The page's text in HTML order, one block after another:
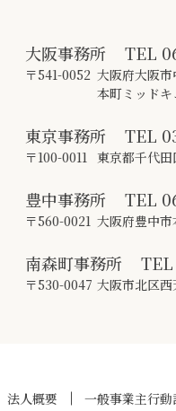
大阪事務所 TEL
〒541-0052 大阪府大阪
本町ミッドキ
東京事務所 TEL
〒100-0011 東京都千代
豊中事務所 TEL
〒560-0021 大阪府豊中市
南森町事務所 TEL
〒530-0047 大阪市北区
法人概要 一般事業主行動